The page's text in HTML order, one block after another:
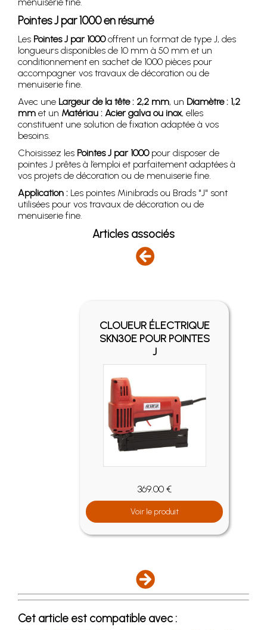
Pointes J par 1000 en résumé
Les Pointes J par 1000offrent un format de type J, des
longueurs disponibles de 10 mm à 50 mm et un
conditionnement en sachet de 1000 pièces pour
accompagner vos travaux de décoration ou de
menuiserie fine.
Avec une Largeur de la tête : 2,2 mm, un Diamètre : 1,2
mm et un Matériau : Acier galva ou inox, elles
constituent une solution de fixation adaptée à vos
besoins.
Choisissez les Pointes J par 1000pour disposer de
pointes J prêtes à l’emploi et parfaitement adaptées à
vos projets de décoration ou de menuiserie fine.
Application : Les pointes Minibrads ou Brads "J" sont
utilisées pour vos travaux de décoration ou de
menuiserie fine.
Articles associés
CLOUEUR ÉLECTRIQUE
SKN30E POUR POINTES
J
369.00 €
Voir le produit
Cet article est compatible avec :